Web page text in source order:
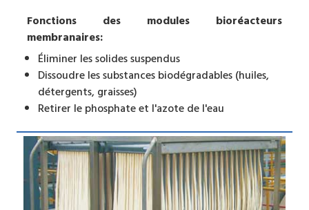
Fonctions des modules bioréacteurs
membranaires:
Éliminer les solides suspendus
Dissoudre les substances biodégradables (huiles,
détergents, graisses)
Retirer le phosphate et l'azote de l'eau